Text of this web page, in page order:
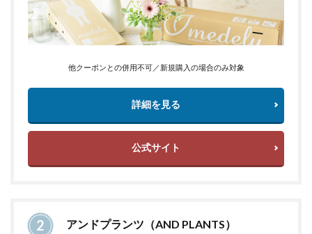
他クーポンとの併用不可／新規購入の場合のみ対象
詳細を見る
公式サイト
アンドプランツ（AND PLANTS）